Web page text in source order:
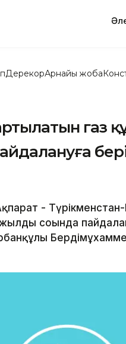
ДерекқорАрнайы жоба
газ
-
соңында